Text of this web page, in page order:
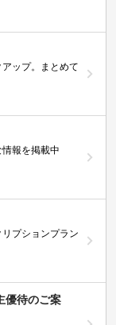
ップ。まとめて
報を掲載中
プションプラン
優待のご案